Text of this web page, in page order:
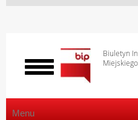
Biuletyn
Włącz
menu
Menu